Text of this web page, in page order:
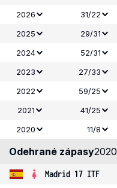
2026 31/22
2025
29/31
2024
52/31
2023
27/33
2022
59/25
2021
41/25
2020
11/8
Odehrané zápasy2020
Madrid 17 ITF